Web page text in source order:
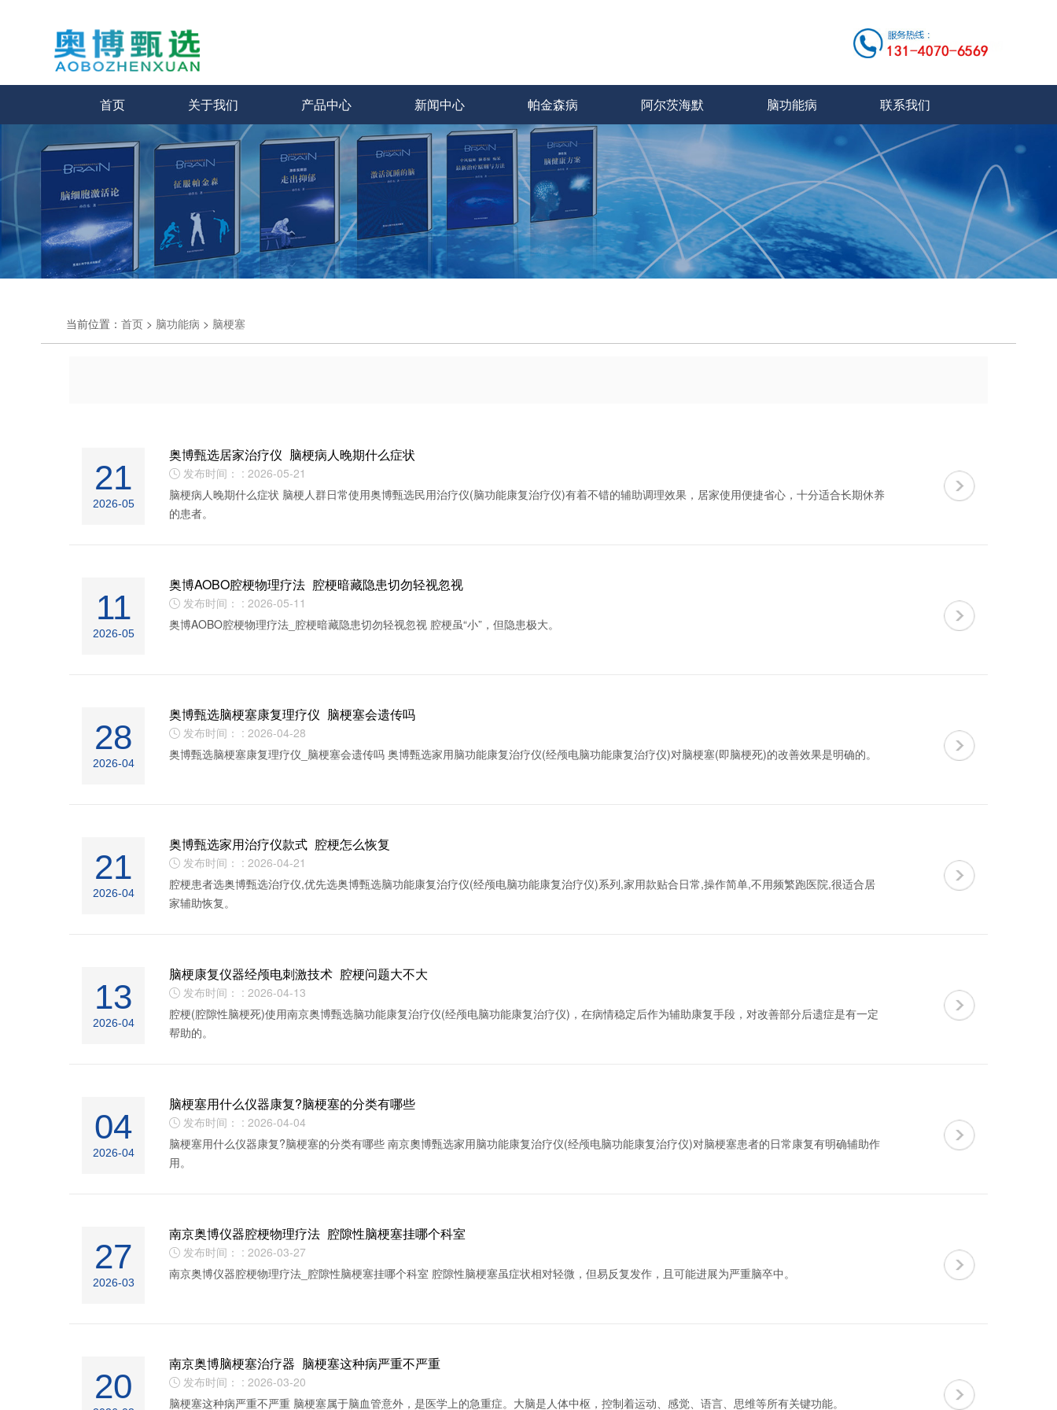
首页 关于我们 产品中心 新闻中心 帕金森病 阿尔茨海默 脑功能病 联系我们
当前位置： 首页 > 脑功能病 > 脑梗塞
21
2026-05
奥博甄选居家治疗仪_脑梗病人晚期什么症状
发布时间： : 2026-05-21
脑梗病人晚期什么症状 脑梗人群日常使用奥博甄选民用治疗仪(脑功能康复治疗仪)有着不错的辅助调理效果，居家使用便捷省心，十分适合长期休养
的患者。
11
2026-05
奥博AOBO腔梗物理疗法_腔梗暗藏隐患切勿轻视忽视
发布时间： : 2026-05-11
奥博AOBO腔梗物理疗法_腔梗暗藏隐患切勿轻视忽视 腔梗虽“小”，但隐患极大。
28
2026-04
奥博甄选脑梗塞康复理疗仪_脑梗塞会遗传吗
发布时间： : 2026-04-28
奥博甄选脑梗塞康复理疗仪_脑梗塞会遗传吗 奥博甄选家用脑功能康复治疗仪(经颅电脑功能康复治疗仪)对脑梗塞(即脑梗死)的改善效果是明确的。
21
2026-04
奥博甄选家用治疗仪款式_腔梗怎么恢复
发布时间： : 2026-04-21
腔梗患者选奥博甄选治疗仪,优先选奥博甄选脑功能康复治疗仪(经颅电脑功能康复治疗仪)系列,家用款贴合日常,操作简单,不用频繁跑医院,很适合居
家辅助恢复。
13
2026-04
脑梗康复仪器经颅电刺激技术_腔梗问题大不大
发布时间： : 2026-04-13
腔梗(腔隙性脑梗死)使用南京奥博甄选脑功能康复治疗仪(经颅电脑功能康复治疗仪)，在病情稳定后作为辅助康复手段，对改善部分后遗症是有一定
帮助的。
04
2026-04
脑梗塞用什么仪器康复?脑梗塞的分类有哪些
发布时间： : 2026-04-04
脑梗塞用什么仪器康复?脑梗塞的分类有哪些 南京奧博甄选家用脑功能康复治疗仪(经颅电脑功能康复治疗仪)对脑梗塞患者的日常康复有明确辅助作
用。
27
2026-03
南京奥博仪器腔梗物理疗法_腔隙性脑梗塞挂哪个科室
发布时间： : 2026-03-27
南京奥博仪器腔梗物理疗法_腔隙性脑梗塞挂哪个科室 腔隙性脑梗塞虽症状相对轻微，但易反复发作，且可能进展为严重脑卒中。
20
南京奥博脑梗塞治疗器_脑梗塞这种病严重不严重
发布时间： : 2026-03-20
脑梗塞这种病严重不严重 脑梗塞属于脑血管意外，是医学上的急重症。大脑是人体中枢，控制着运动、感觉、语言、思维等所有关键功能。